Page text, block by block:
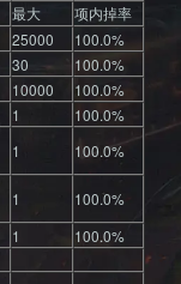
最大
项内掉率
25000
100.0%
30
100.0%
10000
100.0%
1
100.0%
1 100.0%
1
100.0%
1 100.0%